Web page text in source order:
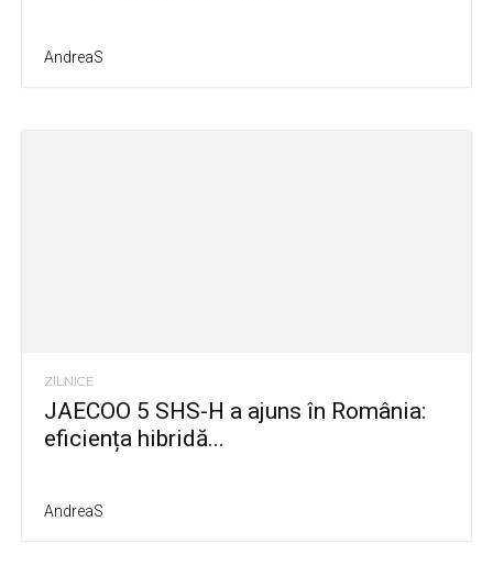
AndreaS
ZILNICE
JAECOO 5 SHS-H a ajuns în România:
eficiența hibridă...
AndreaS